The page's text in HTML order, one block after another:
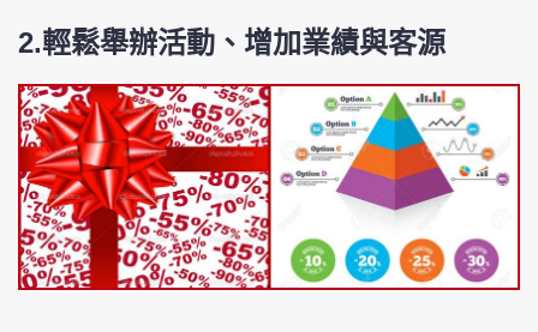
2.輕鬆舉辦活動、增加業績與客源